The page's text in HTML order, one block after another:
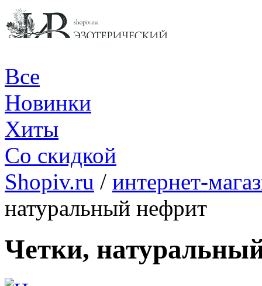
Все
Новинки
Хиты
Со скидкой
Shopiv.ru / интернет-
натуральный нефрит
Четки,